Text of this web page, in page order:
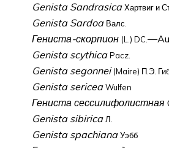
Genista Sandrasica Хартвиг ​​и
Genista Sardoa Валс.
Гениста-скорпион (L.) DC.
Genista scythica Pacz.
Genista segonnei (Maire) П.Э.
Genista sericea Wulfen
Гениста сессилифолистная
Genista sibirica Л.
Genista spachiana Уэбб